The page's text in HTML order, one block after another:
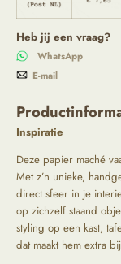
Heb jij een vraag?
WhatsApp
E-mail
Inspiratie
Deze papier maché
Met z’n unieke,
direct sfeer in je
op zichzelf staand
styling op een kast,
dat maakt hem extra